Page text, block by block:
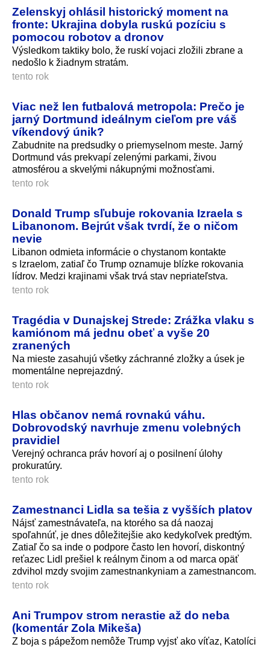
Zelenskyj ohlásil historický moment na
fronte: Ukrajina dobyla ruskú pozíciu s
pomocou robotov a dronov
Výsledkom taktiky bolo, že ruskí vojaci zložili zbrane a
nedošlo k žiadnym stratám.
tento rok
Viac než len futbalová metropola: Prečo je
jarný Dortmund ideálnym cieľom pre váš
víkendový únik?
Zabudnite na predsudky o priemyselnom meste. Jarný
Dortmund vás prekvapí zelenými parkami, živou
atmosférou a skvelými nákupnými možnosťami.
tento rok
Donald Trump sľubuje rokovania Izraela s
Libanonom. Bejrút však tvrdí, že o ničom
nevie
Libanon odmieta informácie o chystanom kontakte
s Izraelom, zatiaľ čo Trump oznamuje blízke rokovania
lídrov. Medzi krajinami však trvá stav nepriateľstva.
tento rok
Tragédia v Dunajskej Strede: Zrážka vlaku s
kamiónom má jednu obeť a vyše 20
zranených
Na mieste zasahujú všetky záchranné zložky a úsek je
momentálne neprejazdný.
tento rok
Hlas občanov nemá rovnakú váhu.
Dobrovodský navrhuje zmenu volebných
pravidiel
Verejný ochranca práv hovorí aj o posilnení úlohy
prokuratúry.
tento rok
Zamestnanci Lidla sa tešia z vyšších platov
Nájsť zamestnávateľa, na ktorého sa dá naozaj
spoľahnúť, je dnes dôležitejšie ako kedykoľvek predtým.
Zatiaľ čo sa inde o podpore často len hovorí, diskontný
reťazec Lidl prešiel k reálnym činom a od marca opäť
zdvihol mzdy svojim zamestnankyniam a zamestnancom.
tento rok
Ani Trumpov strom nerastie až do neba
(komentár Zola Mikeša)
Z boja s pápežom nemôže Trump vyjsť ako víťaz, Katolíci